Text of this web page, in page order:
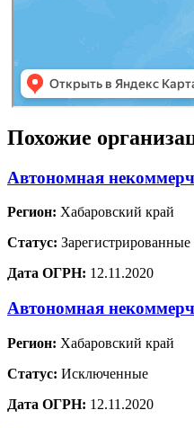
Похожие
Автономная
Регион: Хабаровский край
Статус: Зарегистрированные
Дата ОГРН: 12.11.2020
Автономная
Регион: Хабаровский край
Статус: Исключенные
Дата ОГРН: 12.11.2020